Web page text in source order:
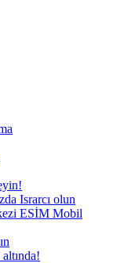
Israrcı olun
ESİM Mobil